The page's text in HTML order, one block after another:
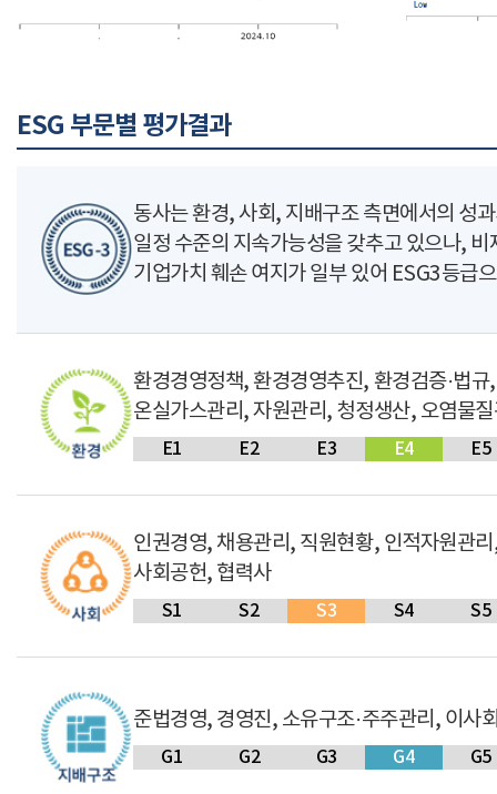
ESG 부문별 평가결과
동사는 환경, 사회, 지배구조 측면에서의 성
일정 수준의 지속가능성을 갖추고 있으나, 비
기업가치 훼손 여지가 일부 있어 ESG3등급
환경경영정책, 환경경영추진, 환경검증·법규
온실가스관리, 자원관리, 청정생산, 오염물
E1 E2 E3 E4 E5
인권경영, 채용관리, 직원현황, 인적자원관
사회공헌, 협력사
S1 S2 S3 S4 S5
준법경영, 경영진, 소유구조·주주관리, 이사
G1 G2 G3 G4 G5